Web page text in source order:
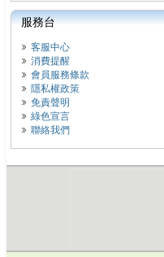
服務台
客服中心
消費提醒
會員服務條款
隱私權政策
免責聲明
綠色宣言
聯絡我們